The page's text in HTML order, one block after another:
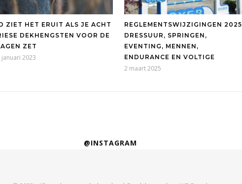
ZIET HET ERUIT ALS JE ACHT
DEKHENGSTEN VOOR DE
ZET
januari 2023
REGLEMENTSWIJZIGINGEN 2025
DRESSUUR, SPRINGEN,
EVENTING, MENNEN,
ENDURANCE EN VOLTIGE
2 maart 2025
@INSTAGRAM